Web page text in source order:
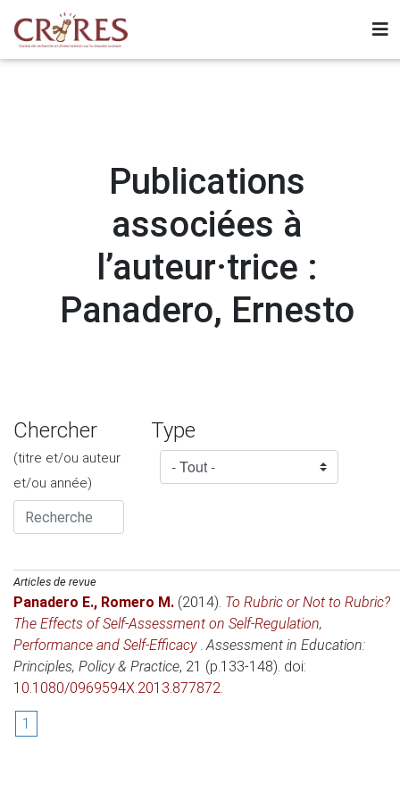
Publications
associées à
l’auteur·trice :
Panadero, Ernesto
Chercher
(titre et/ou auteur
et/ou année)
Type
Articles de revue
Panadero E., Romero M. (2014). To Rubric or Not to Rubric?
The Effects of Self-Assessment on Self-Regulation,
Performance and Self-Efficacy .Assessment in Education:
Principles, Policy & Practice, 21 (p.133-148). doi:
10.1080/0969594X.2013.877872.
1